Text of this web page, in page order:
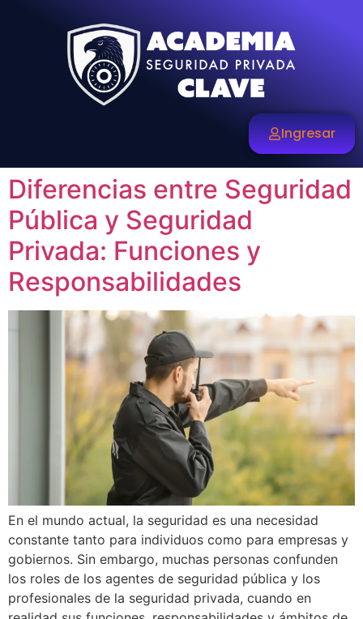
Ingresar
Diferencias entre Seguridad
Pública y Seguridad
Privada: Funciones y
Responsabilidades
En el mundo actual, la seguridad es una necesidad
constante tanto para individuos como para empresas y
gobiernos. Sin embargo, muchas personas confunden
los roles de los agentes de seguridad pública y los
profesionales de la seguridad privada, cuando en